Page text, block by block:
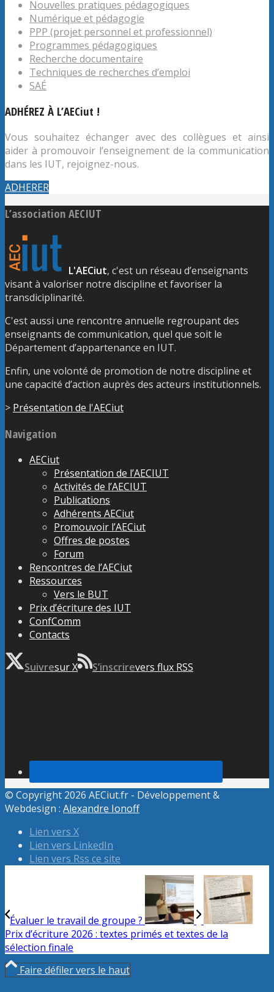
Nouvelles pratiques pédagogiques
Numérique et pédagogie
PPP (projet personnel et professionnel)
Programmes pédagogiques
Recherche documentaire
Techniques de recherches d’emploi
SAÉ
ADHÉREZ À L’AECiut !
Vous souhaitez échanger avec des collègues et ainsi
aider à promouvoir l’enseignement de la communication
dans les IUT, rejoignez-nous.
ADHERER
L’association AECIUT
L'AECiut, c'est un réseau d’enseignants
visant à valoriser notre discipline et favoriser la
transdiciplinarité.
C'est aussi une rencontre annuelle regroupant des
enseignants de communication, quel que soit le
Département d’appartenance en IUT.
Enfin, une volonté de promotion de notre discipline et
une capacité d’action auprès des acteurs institutionnels.
> Présentation de l'AECiut
Navigation
AECiut
Présentation de l’AECIUT
Activités de l’AECIUT
Publications
Adhérents AECiut
Promouvoir l’AECiut
Offres de postes
Forum
Rencontres de l’AECiut
Ressources
Vers le BUT
Prix d’écriture des IUT
ConfComm
Contacts
Suivresur X S’inscrirevers flux RSS
© Copyright 2026 AECiut.fr - Développement &
Webdesign : Alexandre Ionoff
Lien vers X
Lien vers LinkedIn
Lien vers Rss ce site
Évaluer le travail de groupe ?
Prix d’écriture 2026 : textes primés et textes de la
sélection finale
Faire défiler vers le haut